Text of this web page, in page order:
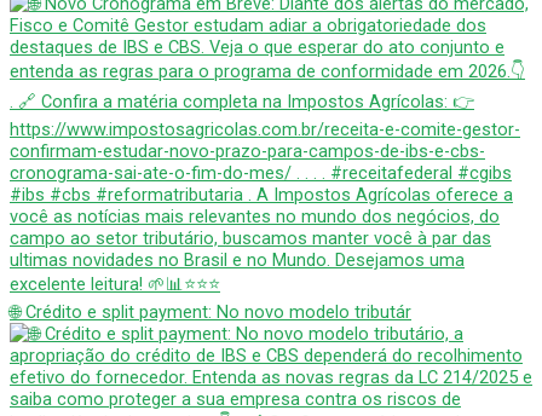
🌐 Crédito e split payment: No novo modelo tributár